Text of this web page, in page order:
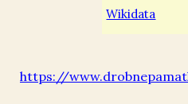
Wikidata
https://